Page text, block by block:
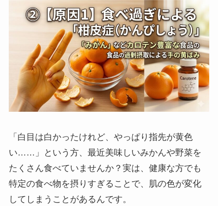
「白目は白かったけれど、やっぱり指先が黄色
い……」という方、最近美味しいみかんや野菜を
たくさん食べていませんか？実は、健康な方でも
特定の食べ物を摂りすぎることで、肌の色が変化
してしまうことがあるんです。